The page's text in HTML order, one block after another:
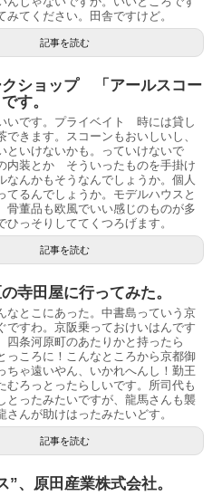
みてください。田舎ですけど。
記事を読む
クショップ 「アールスコー
す。
いです。プライベイト 時には貸し
できます。スコーンもおいしいし、
といけないかも。っていけないで
内装とか そういったものを手掛け
んかもそうなんでしょうか。個人
てるんでしょうか。モデルハウスと
骨董品も欧風でいい感じのものが多
ひっそりしててくつろげます。
記事を読む
寺田屋に行ってみた。
なとこにあった。中書島っていう京
ですわ。京阪乗っておけいはんです
四条河原町のあたりかと持ったら
っころに！こんなところから京都御
ゃ遠いやん、いかれへんし！勤王
むろっとったらしいです。所司代も
とったみたいですが、龍馬さんも襲
んが助けはったみたいどす。
記事を読む
”、原田産業株式会社。